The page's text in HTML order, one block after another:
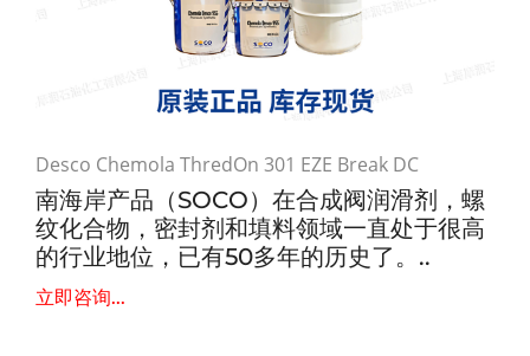
Desco Chemola ThredOn 301 EZE Break DC
南海岸产品（SOCO）在合成阀润滑剂，螺
纹化合物，密封剂和填料领域一直处于很高
的行业地位，已有50多年的历史了。..
立即咨询...